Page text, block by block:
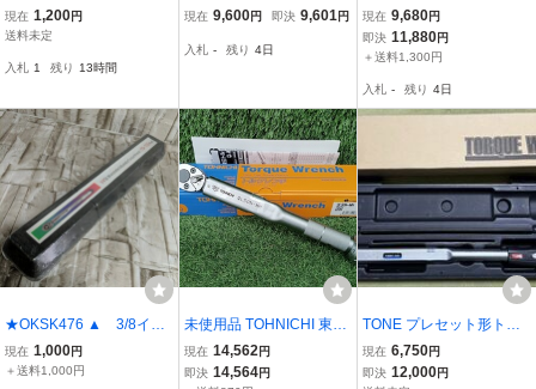
チ
現在 1,200円
送料未定
入札 1 残り 13時間
■東日 トルクレンチ QSP
送料無料
現在 9,600円 即決 9,601 円
入札 - 残り 4日
工具(KTC) 9X12差込 プレ
セット型トルクレンチ ヘ
ッド交換式セット トルク
3 ITJN7WADCGV8
現在 9,680円
即決 11,880円
＋送料1,300円
入札 - 残り 4日
★OKSK476 ▲ 3/8イン
チ ドライブ マイクロメー
ター アジャスタブル トル
現在 1,000円
＋送料1,000円
未使用品 TOHNICHI 東日
製作所 9.53mm プレセッ
ト形トルクレンチ (トルク
現在 14,562 円
即決 14,564円
TONE プレセット形トル
クレンチ T4MN140H ダ
イレクトセットタイプ
現在 6,750円
即決 12,000円